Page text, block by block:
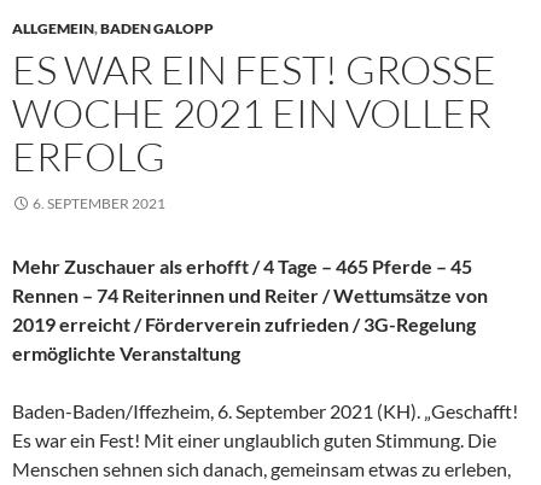
ALLGEMEIN,BADEN GALOPP
ES WAR EIN FEST! GROSSE W
OCHE 2021 EIN VOLLER E
RFOLG
6. SEPTEMBER 2021
Mehr Zuschauer als erhofft / 4 Tage – 465 Pferde – 45
Rennen – 74 Reiterinnen und Reiter / Wettumsätze von
2019 erreicht / Förderverein zufrieden / 3G-Regelung
ermöglichte Veranstaltung
Baden-Baden/Iffezheim, 6. September 2021 (KH). „Geschafft!
Es war ein Fest! Mit einer unglaublich guten Stimmung. Die
Menschen sehnen sich danach, gemeinsam etwas zu erleben,